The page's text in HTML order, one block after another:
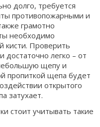
долго, требуется
противопожарными и
грамотно
необходимо
кисти. Проверить
достаточно легко – от
щепу и
пропиткой щепа будет
открытого
затухает.
стоит учитывать такие